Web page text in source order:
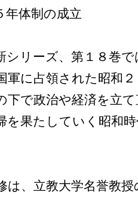
体制の成立
シリーズ、第１８巻
軍に占領された昭和
下で政治や経済を立
を果たしていく昭和
は、立教大学名誉教授